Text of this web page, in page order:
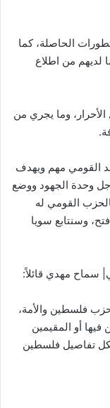
الحاصلة، كما
لديهم من اطلاع
وما يجري من
القومي مهم ويهدف
وحدة الجهود ووضع
القومي له
وسنتابع سويا
سماح مهدي قائلاً:
فلسطين والأمة،
فيها أو المقيمين
بكل تفاصيل فلسطين